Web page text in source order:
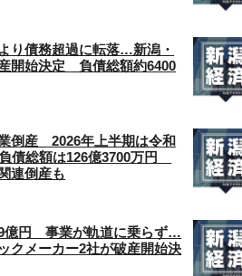
り債務超過に転落…新潟・
開始決定 負債総額約6400
倒産 2026年上半期は令和
債総額は126億3700万円
連倒産も
9億円 事業が軌道に乗らず…
クメーカー2社が破産開始決